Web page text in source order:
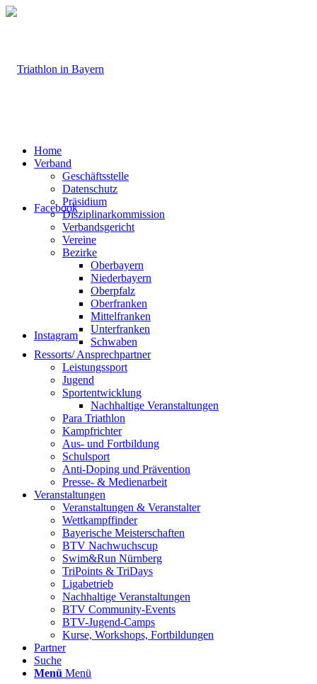
Facebook
Instagram
Home
Verband
Geschäftsstelle
Datenschutz
Präsidium
Disziplinarkommission
Verbandsgericht
Vereine
Bezirke
Oberbayern
Niederbayern
Oberpfalz
Oberfranken
Mittelfranken
Unterfranken
Schwaben
Ressorts/ Ansprechpartner
Leistungssport
Jugend
Sportentwicklung
Nachhaltige Veranstaltungen
Para Triathlon
Kampfrichter
Aus- und Fortbildung
Schulsport
Anti-Doping und Prävention
Presse- & Medienarbeit
Veranstaltungen
Veranstaltungen & Veranstalter
Wettkampffinder
Bayerische Meisterschaften
BTV Nachwuchscup
Swim&Run Nürnberg
TriPoints & TriDays
Ligabetrieb
Nachhaltige Veranstaltungen
BTV Community-Events
BTV-Jugend-Camps
Kurse, Workshops, Fortbildungen
Partner
Suche
Menü Menü